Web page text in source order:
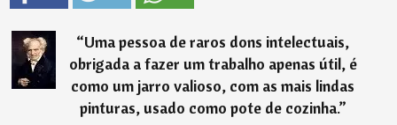
“Uma pessoa de raros dons intelectuais,
obrigada a fazer um trabalho apenas útil, é
como um jarro valioso, com as mais lindas
pinturas, usado como pote de cozinha.”